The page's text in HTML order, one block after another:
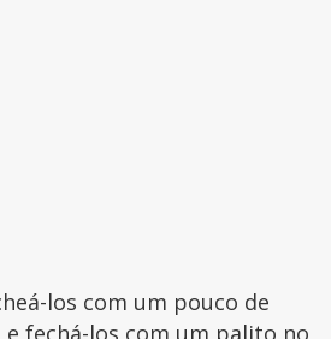
los com um pouco de
fechá-los com um palito no